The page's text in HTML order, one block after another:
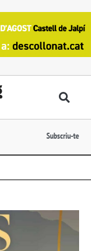
Subscriu-te